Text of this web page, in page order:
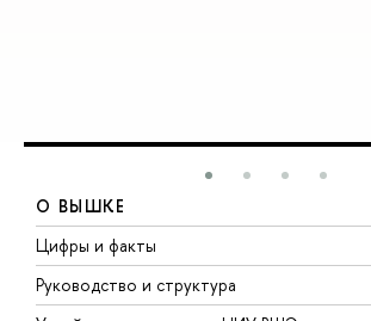
О ВЫШКЕ
Цифры и факты
Руководство и структура